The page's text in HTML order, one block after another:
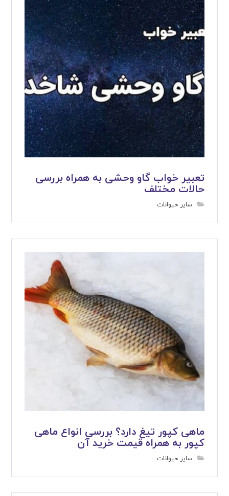
تعبیر خواب گاو وحشی به همراه بررسی
حالات مختلف
سایر حیوانات
ماهی کپور تیغ دارد؟ بررسی انواع ماهی
کپور به همراه قیمت خرید آن
سایر حیوانات